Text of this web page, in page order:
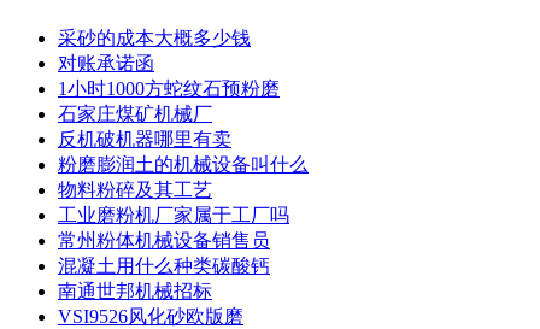
采砂的成本大概多少钱
对账承诺函
1小时1000方蛇纹石预粉磨
石家庄煤矿机械厂
反机破机器哪里有卖
粉磨膨润土的机械设备叫什么
物料粉碎及其工艺
工业磨粉机厂家属于工厂吗
常州粉体机械设备销售员
混凝土用什么种类碳酸钙
南通世邦机械招标
VSI9526风化砂欧版磨